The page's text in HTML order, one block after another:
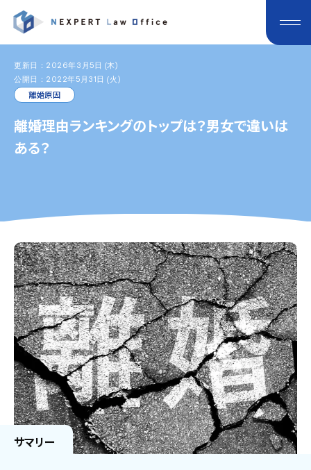
更新日：2026年3月5日 (木)
公開日：2022年5月31日 (火)
離婚原因
離婚理由ランキングのトップは？男女で違いは
ある？
サマリー